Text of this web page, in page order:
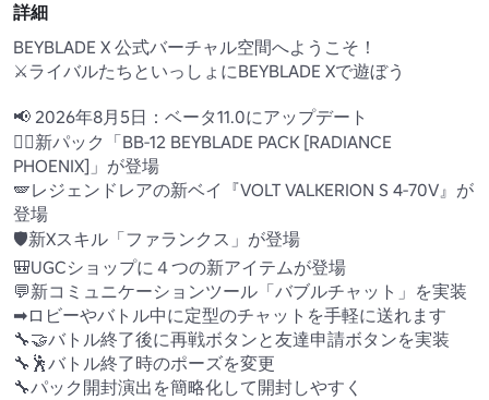
詳細
BEYBLADE X 公式バーチャル空間へようこそ！
⚔️ライバルたちといっしょにBEYBLADE Xで遊ぼう
📢 2026年8月5日：ベータ11.0にアップデート
🐦‍🔥新パック「BB-12 BEYBLADE PACK [RADIANCE
PHOENIX]」が登場
🪽レジェンドレアの新ベイ『VOLT VALKERION S 4-70V』が
登場
🛡️新Xスキル「ファランクス」が登場
🎒UGCショップに４つの新アイテムが登場
💬新コミュニケーションツール「バブルチャット」を実装
➡ロビーやバトル中に定型のチャットを手軽に送れます
🔧🤝バトル終了後に再戦ボタンと友達申請ボタンを実装
🔧🕺バトル終了時のポーズを変更
🔧パック開封演出を簡略化して開封しやすく